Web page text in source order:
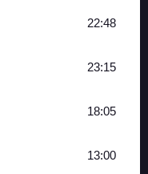
22:48
23:15
18:05
13:00